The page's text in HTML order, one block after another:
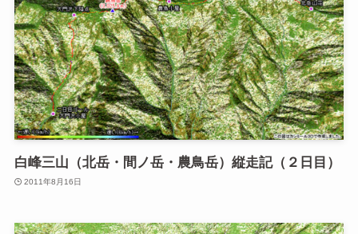
白峰三山（北岳・間ノ岳・農鳥岳）縦走記（２日目）
2011年8月16日